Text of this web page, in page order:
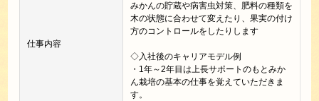
仕事内容
みかんの貯蔵や病害虫対策、肥料の種類を
木の状態に合わせて変えたり、果実の付け
方のコントロールをしたりします
◇入社後のキャリアモデル例
・1年～2年目は上長サポートのもとみか
ん栽培の基本の仕事を覚えていただきま
す。